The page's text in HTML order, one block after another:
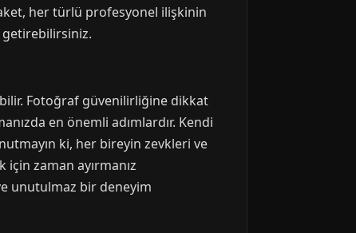
her türlü profesyonel ilişkinin
getirebilirsiniz.
Fotoğraf güvenilirliğine dikkat
en önemli adımlardır. Kendi
ki, her bireyin zevkleri ve
zaman ayırmanız
unutulmaz bir deneyim